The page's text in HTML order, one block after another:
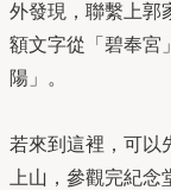
外發現，聯繫上郭
額文字從「碧奉宮
陽」。
若來到這裡，可以
上山，參觀完紀